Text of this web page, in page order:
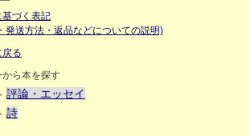
づく表記
発送方法・返品などについての説明)
戻る
から本を探す
評論・エッセイ
詩